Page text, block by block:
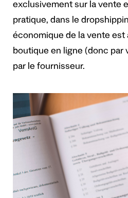
exclusivement sur la vente
pratique, dans le
économique de la vente est
boutique en ligne (donc par
par le fournisseur.